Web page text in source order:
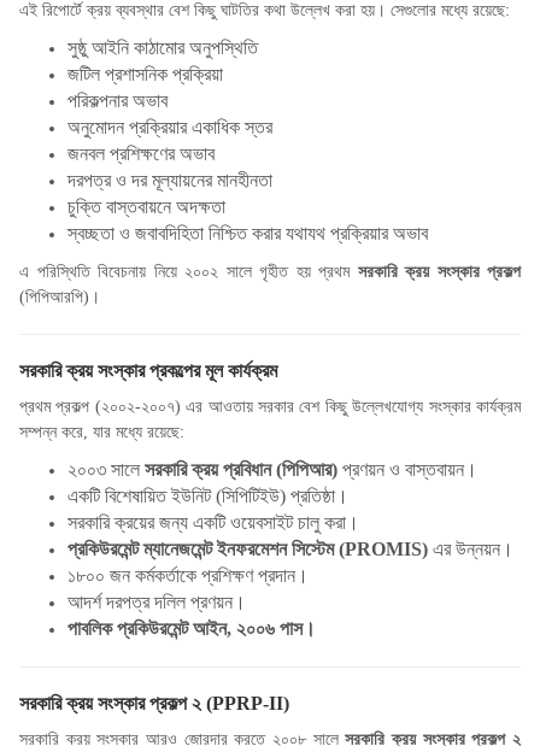
এই রিপোর্টে ক্রয় ব্যবস্থার বেশ কিছু ঘাটতির কথা উল্লেখ করা হয়। সেগুলোর মধ্যে রয়েছে:
সুষ্ঠু আইনি কাঠামোর অনুপস্থিতি
জটিল প্রশাসনিক প্রক্রিয়া
পরিকল্পনার অভাব
অনুমোদন প্রক্রিয়ার একাধিক স্তর
জনবল প্রশিক্ষণের অভাব
দরপত্র ও দর মূল্যায়নের মানহীনতা
চুক্তি বাস্তবায়নে অদক্ষতা
স্বচ্ছতা ও জবাবদিহিতা নিশ্চিত করার যথাযথ প্রক্রিয়ার অভাব
এ পরিস্থিতি বিবেচনায় নিয়ে ২০০২ সালে গৃহীত হয় প্রথম সরকারি ক্রয় সংস্কার প্রকল্প
(পিপিআরপি)।
সরকারি ক্রয় সংস্কার প্রকল্পের মূল কার্যক্রম
প্রথম প্রকল্প (২০০২-২০০৭) এর আওতায় সরকার বেশ কিছু উল্লেখযোগ্য সংস্কার কার্যক্রম
সম্পন্ন করে, যার মধ্যে রয়েছে:
২০০৩ সালে সরকারি ক্রয় প্রবিধান (পিপিআর) প্রণয়ন ও বাস্তবায়ন।
একটি বিশেষায়িত ইউনিট (সিপিটিইউ) প্রতিষ্ঠা।
সরকারি ক্রয়ের জন্য একটি ওয়েবসাইট চালু করা।
প্রকিউরমেন্ট ম্যানেজমেন্ট ইনফরমেশন সিস্টেম (PROMIS) এর উন্নয়ন।
১৮০০ জন কর্মকর্তাকে প্রশিক্ষণ প্রদান।
আদর্শ দরপত্র দলিল প্রণয়ন।
পাবলিক প্রকিউরমেন্ট আইন, ২০০৬ পাস।
সরকারি ক্রয় সংস্কার প্রকল্প২ (PPRP-II)
সরকারি ক্রয় সংস্কার আরও জোরদার করতে২০০৮ সালেসরকারি ক্রয় সংস্কার প্রকল্প২